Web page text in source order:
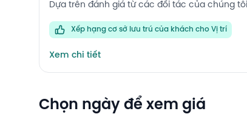
Dựa trên đánh giá từ các đối tác của chúng tôi
Xếp hạng cơ sở lưu trú của khách cho Vị trí
Xem chi tiết
Chọn ngày để xem giá